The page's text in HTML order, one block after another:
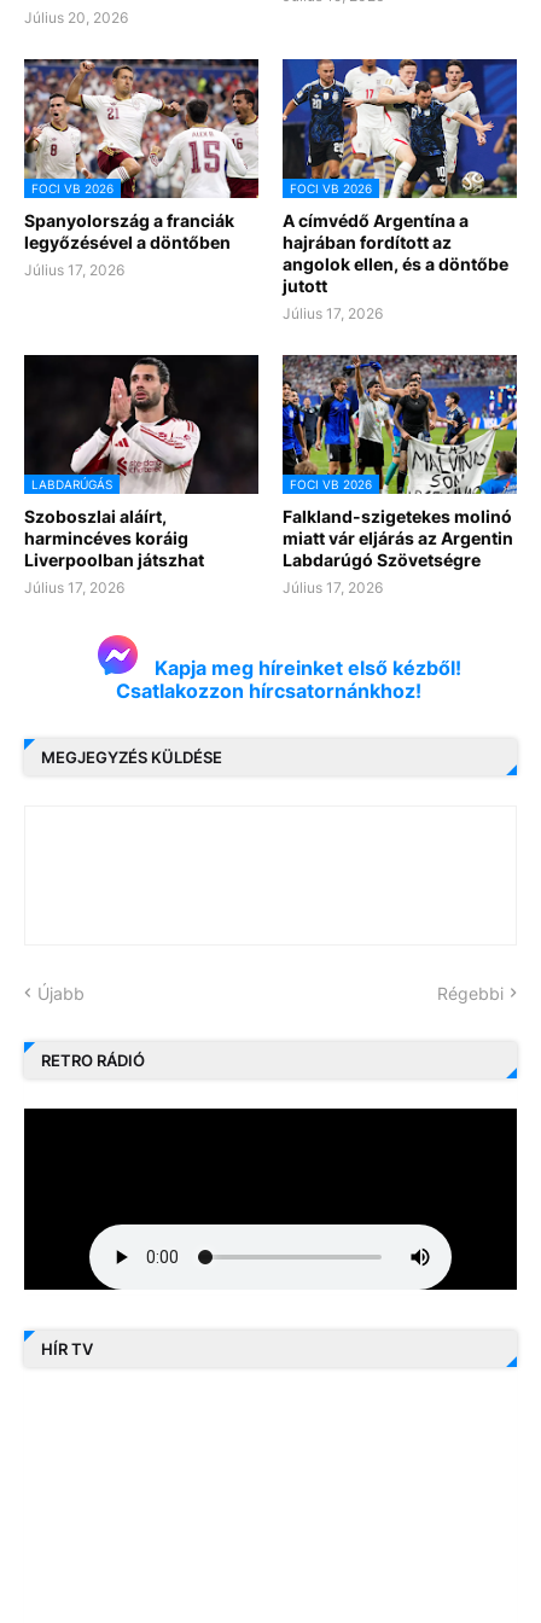
Július 20, 2026
FOCI VB 2026
Spanyolország a franciák
legyőzésével a döntőben
Július 17, 2026
FOCI VB 2026
A címvédő Argentína a
hajrában fordított az
angolok ellen, és a döntőbe
jutott
Július 17, 2026
LABDARÚGÁS
Szoboszlai aláírt,
harmincéves koráig
Liverpoolban játszhat
Július 17, 2026
FOCI VB 2026
Falkland-szigetekes molinó
miatt vár eljárás az Argentin
Labdarúgó Szövetségre
Július 17, 2026
Kapja meg híreinket első kézből!
Csatlakozzon hírcsatornánkhoz!
MEGJEGYZÉS KÜLDÉSE
Újabb Régebbi
RETRO RÁDIÓ
HÍR TV